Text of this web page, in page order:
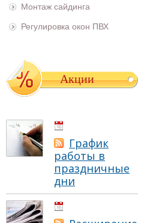
Монтаж сайдинга
Регулировка окон ПВХ
Акции
График
работы в
праздничные
дни